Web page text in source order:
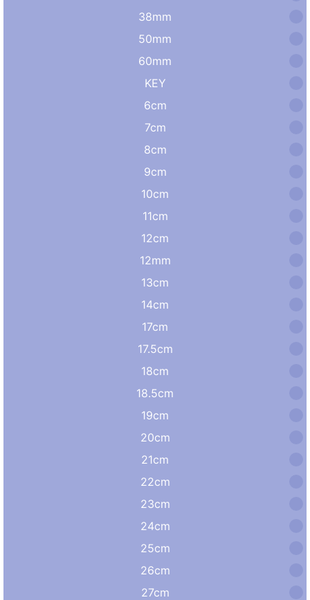
38mm
50mm
60mm
KEY
6cm
7cm
8cm
9cm
10cm
11cm
12cm
12mm
13cm
14cm
17cm
17.5cm
18cm
18.5cm
19cm
20cm
21cm
22cm
23cm
24cm
25cm
26cm
27cm